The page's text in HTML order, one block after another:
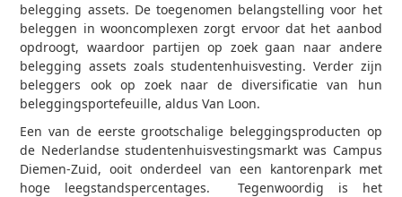
belegging assets. De toegenomen belangstelling voor het
beleggen in wooncomplexen zorgt ervoor dat het aanbod
opdroogt, waardoor partijen op zoek gaan naar andere
belegging assets zoals studentenhuisvesting. Verder zijn
beleggers ook op zoek naar de diversificatie van hun
beleggingsportefeuille, aldus Van Loon.
Een van de eerste grootschalige beleggingsproducten op
de Nederlandse studentenhuisvestingsmarkt was Campus
Diemen-Zuid, ooit onderdeel van een kantorenpark met
hoge leegstandspercentages. Tegenwoordig is het